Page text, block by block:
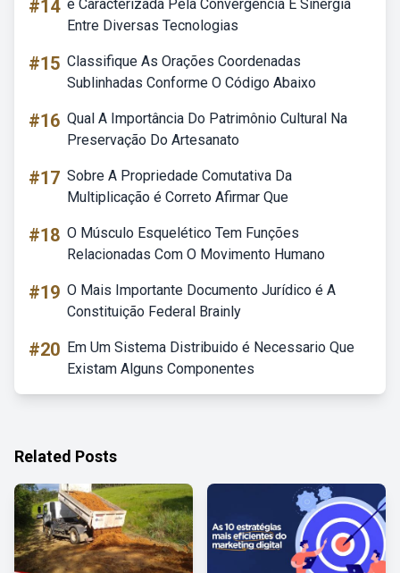
#14 é Caracterizada Pela Convergência E Sinergia
Entre Diversas Tecnologias
#15 Classifique As Orações Coordenadas
Sublinhadas Conforme O Código Abaixo
#16 Qual A Importância Do Patrimônio Cultural Na
Preservação Do Artesanato
#17 Sobre A Propriedade Comutativa Da
Multiplicação é Correto Afirmar Que
#18 O Músculo Esquelético Tem Funções
Relacionadas Com O Movimento Humano
#19 O Mais Importante Documento Jurídico é A
Constituição Federal Brainly
#20 Em Um Sistema Distribuido é Necessario Que
Existam Alguns Componentes
Related Posts